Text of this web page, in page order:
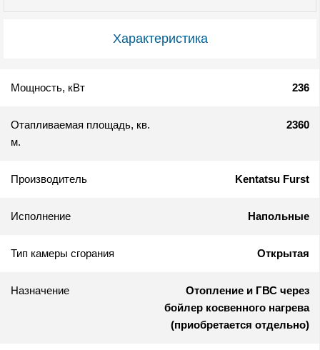
Характеристика
Мощность, кВт 236
Отапливаемая площадь, кв.
м.
2360
Производитель Kentatsu Furst
Исполнение Напольные
Тип камеры сгорания Открытая
Назначение
Отопление и ГВС через
бойлер косвенного нагрева
(приобретается отдельно)